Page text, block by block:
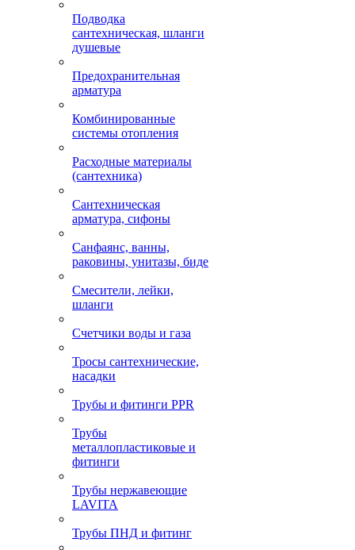
Подводка
сантехническая, шланги
душевые
Предохранительная
арматура
Комбинированные
системы отопления
Расходные материалы
(сантехника)
Сантехническая
арматура, сифоны
Санфаянс, ванны,
раковины, унитазы, биде
Смесители, лейки,
шланги
Счетчики воды и газа
Тросы сантехнические,
насадки
Трубы и фитинги PPR
Трубы
металлопластиковые и
фитинги
Трубы нержавеющие
LAVITA
Трубы ПНД и фитинг